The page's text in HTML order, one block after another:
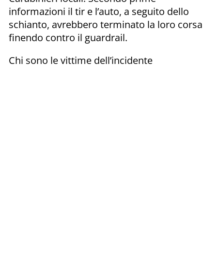
informazioni il tir e l’auto, a seguito dello
schianto, avrebbero terminato la loro corsa
finendo contro il guardrail.
Chi sono le vittime dell’incidente